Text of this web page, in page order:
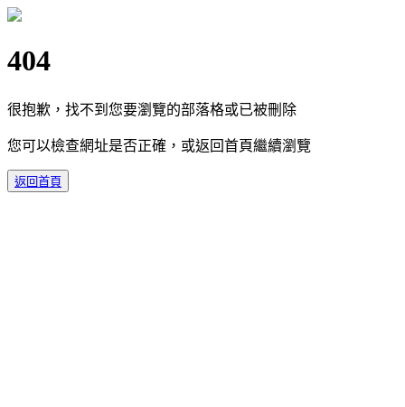
404
很抱歉，找不到您要瀏覽的部落格或已被刪除
您可以檢查網址是否正確，或返回首頁繼續瀏覽
返回首頁